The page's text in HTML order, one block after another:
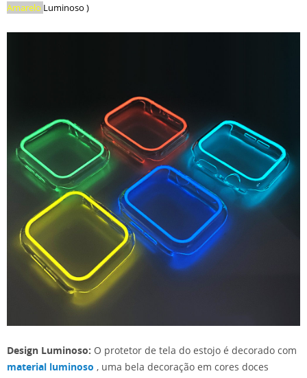
Amarelo Luminoso )
Design Luminoso: O protetor de tela do estojo é decorado com
material luminoso , uma bela decoração em cores doces